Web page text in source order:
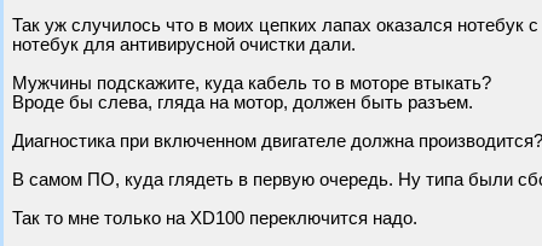
Так уж случилось что в моих цепких лапах оказался нотебук
нотебук для антивирусной очистки дали.
Мужчины подскажите, куда кабель то в моторе втыкать?
Вроде бы слева, гляда на мотор, должен быть разъем.
Диагностика при включенном двигателе должна производится?
В самом ПО, куда глядеть в первую очередь. Ну типа были
Так то мне только на XD100 переключится надо.